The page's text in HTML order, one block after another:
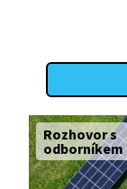
Rozhovor s
odborníkem